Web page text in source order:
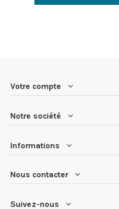
Votre compte
Notre société
Informations
Nous contacter
Suivez-nous